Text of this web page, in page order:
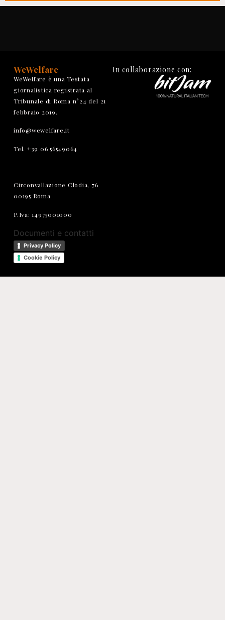
WeWelfare
WeWelfare è una Testata
giornalistica registrata al
Tribunale di Roma n°24 del 21
febbraio 2019.
info@wewelfare.it
Tel. +39 06 56549064
Circonvallazione Clodia, 76
00195 Roma
P.Iva: 14975001000
Documenti e contatti
Privacy Policy
Cookie Policy
In collaborazione con: